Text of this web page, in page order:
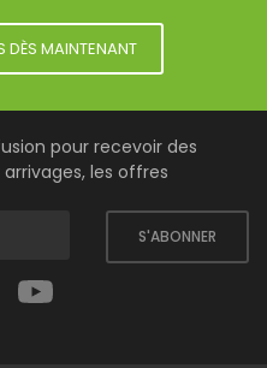
MAINTENANT
pour recevoir des
les offres
S'ABONNER
Facebook